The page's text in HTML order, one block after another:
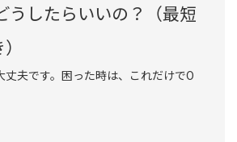
したらいいの？（最短
夫です。困った時は、これだけでO